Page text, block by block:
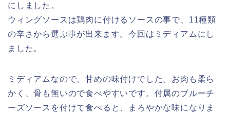
にしました。
ウィングソースは鶏肉に付けるソースの事で、11種類
の辛さから選ぶ事が出来ます。今回はミディアムにし
ました。
ミディアムなので、甘めの味付けでした。お肉も柔ら
かく、骨も無いので食べやすいです。付属のブルーチ
ーズソースを付けて食べると、まろやかな味になりま